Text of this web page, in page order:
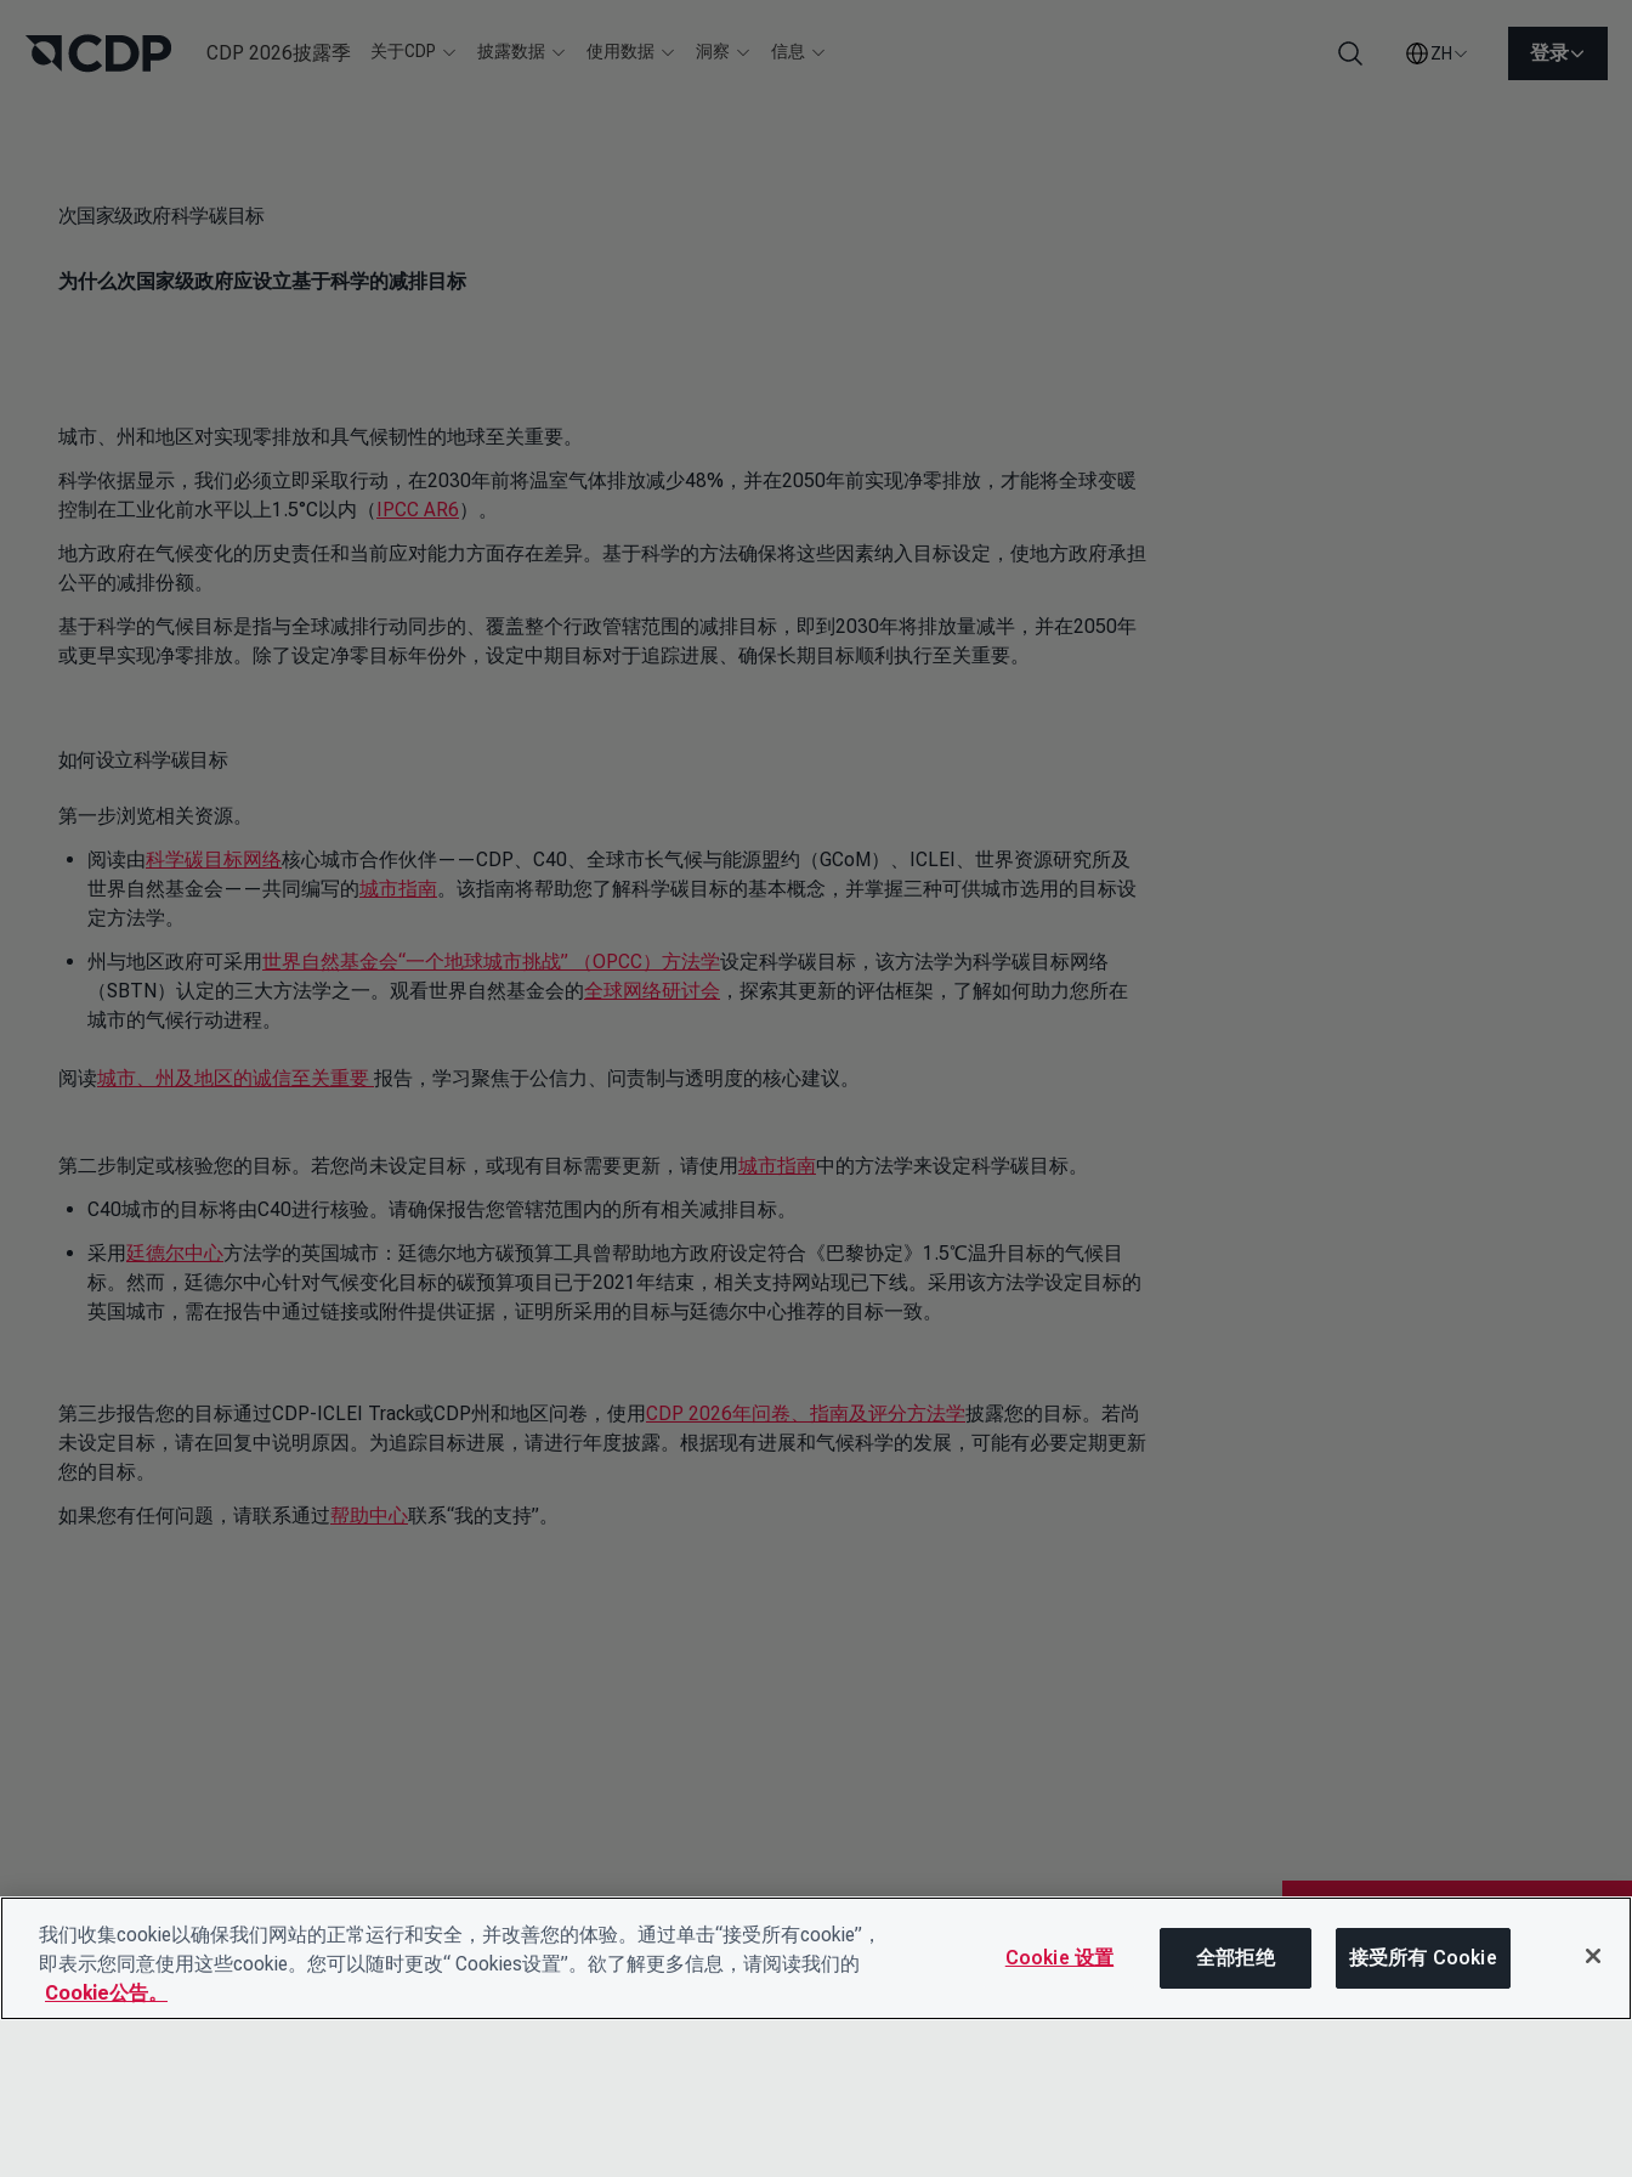
CDP 2026披露季 关于CDP 披露数据 使用数据 洞察 信息
搜索
ZH 登录
次国家级政府科学碳目标
为什么次国家级政府应设立基于科学的减排目标
城市、州和地区对实现零排放和具气候韧性的地球至关重要。
科学依据显示，我们必须立即采取行动，在2030年前将温室气体排放减少48%，并在2050年前实现净零排放，才能将全球变暖
控制在工业化前水平以上1.5°C以内（IPCC AR6）。
地方政府在气候变化的历史责任和当前应对能力方面存在差异。基于科学的方法确保将这些因素纳入目标设定，使地方政府承担
公平的减排份额。
基于科学的气候目标是指与全球减排行动同步的、覆盖整个行政管辖范围的减排目标，即到2030年将排放量减半，并在2050年
或更早实现净零排放。除了设定净零目标年份外，设定中期目标对于追踪进展、确保长期目标顺利执行至关重要。
如何设立科学碳目标
第一步浏览相关资源。
阅读由科学碳目标网络核心城市合作伙伴——CDP、C40、全球市长气候与能源盟约（GCoM）、ICLEI、世界资源研究所及
世界自然基金会——共同编写的城市指南。该指南将帮助您了解科学碳目标的基本概念，并掌握三种可供城市选用的目标设
定方法学。
州与地区政府可采用世界自然基金会“一个地球城市挑战” （OPCC）方法学设定科学碳目标，该方法学为科学碳目标网络
（SBTN）认定的三大方法学之一。观看世界自然基金会的全球网络研讨会 ，探索其更新的评估框架，了解如何助力您所在
城市的气候行动进程。
阅读城市、州及地区的诚信至关重要 报告，学习聚焦于公信力、问责制与透明度的核心建议。
第二步制定或核验您的目标。若您尚未设定目标，或现有目标需要更新，请使用城市指南中的方法学来设定科学碳目标。
C40城市的目标将由C40进行核验。请确保报告您管辖范围内的所有相关减排目标。
采用廷德尔中心方法学的英国城市：廷德尔地方碳预算工具曾帮助地方政府设定符合《巴黎协定》1.5℃温升目标的气候目
标。然而，廷德尔中心针对气候变化目标的碳预算项目已于2021年结束，相关支持网站现已下线。采用该方法学设定目标的
英国城市，需在报告中通过链接或附件提供证据，证明所采用的目标与廷德尔中心推荐的目标一致。
第三步报告您的目标通过CDP-ICLEI Track或CDP州和地区问卷，使用CDP 2026年问卷、指南及评分方法学披露您的目标。若尚
未设定目标，请在回复中说明原因。为追踪目标进展，请进行年度披露。根据现有进展和气候科学的发展，可能有必要定期更新
您的目标。
如果您有任何问题，请联系通过帮助中心联系“我的支持”。
在此页面上
我们收集cookie以确保我们网站的正常运行和安全，并改善您的体验。通过单击“接受所有cookie”，
即表示您同意使用这些cookie。您可以随时更改“ Cookies设置”。欲了解更多信息，请阅读我们的
Cookie公告。
Cookie 设置 全部拒绝 接受所有 Cookie